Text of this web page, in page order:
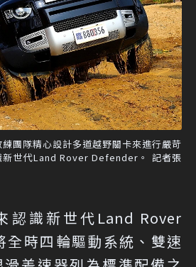
團隊精心設計多道越野關卡來進行嚴苛
新世代Land Rover Defender。 記者張
認識新世代Land Rover
時四輪驅動系統、雙速